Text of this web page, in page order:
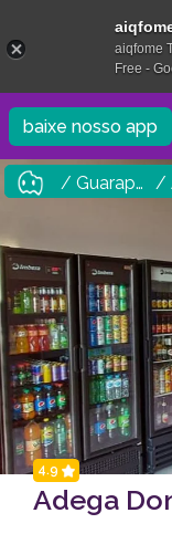
baixe nosso app
/ Guarapuava
4.9
Adega
aiqfome
Free -